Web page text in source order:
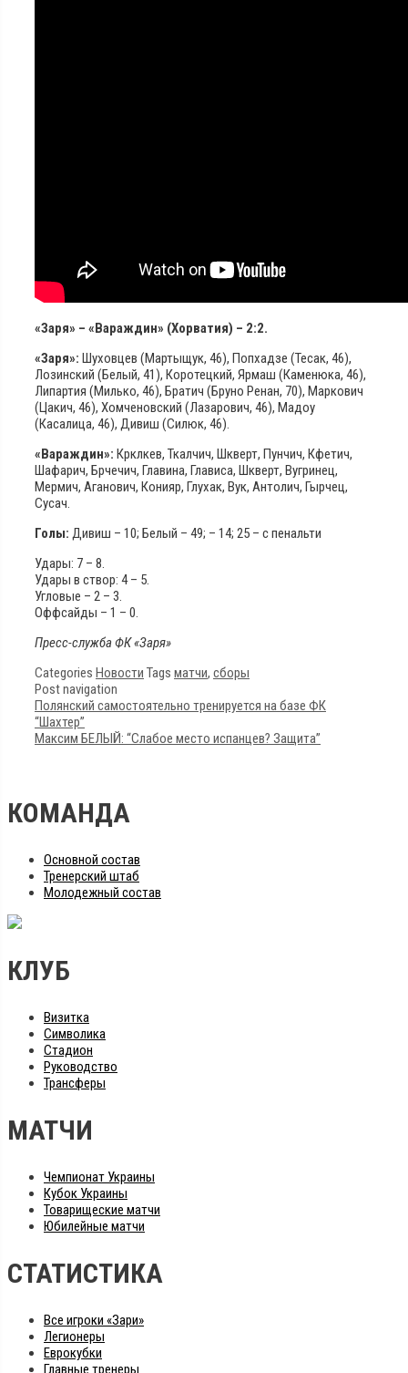
«Заря» – «Вараждин» (Хорватия) – 2:2.
«Заря»: Шуховцев (Мартыщук, 46), Попхадзе (Тесак, 46),
Лозинский (Белый, 41), Коротецкий, Ярмаш (Каменюка, 46),
Липартия (Милько, 46), Братич (Бруно Ренан, 70), Маркович
(Цакич, 46), Хомченовский (Лазарович, 46), Мадоу
(Касалица, 46), Дивиш (Силюк, 46).
«Вараждин»: Крклкев, Ткалчич, Шкверт, Пунчич, Кфетич,
Шафарич, Брчечич, Главина, Глависа, Шкверт, Вугринец,
Мермич, Аганович, Конияр, Глухак, Вук, Антолич, Гырчец,
Сусач.
Голы: Дивиш – 10; Белый – 49; – 14; 25 – с пенальти
Удары: 7 – 8.
Удары в створ: 4 – 5.
Угловые – 2 – 3.
Оффсайды – 1 – 0.
Пресс-служба ФК «Заря»
Categories Новости Tags матчи, сборы
Post navigation
Полянский самостоятельно тренируется на базе ФК
“Шахтер”
Максим БЕЛЫЙ: “Слабое место испанцев? Защита”
КОМАНДА
Основной состав
Тренерский штаб
Молодежный состав
КЛУБ
Визитка
Символика
Стадион
Руководство
Трансферы
МАТЧИ
Чемпионат Украины
Кубок Украины
Товарищеские матчи
Юбилейные матчи
СТАТИСТИКА
Все игроки «Зари»
Легионеры
Еврокубки
Главные тренеры